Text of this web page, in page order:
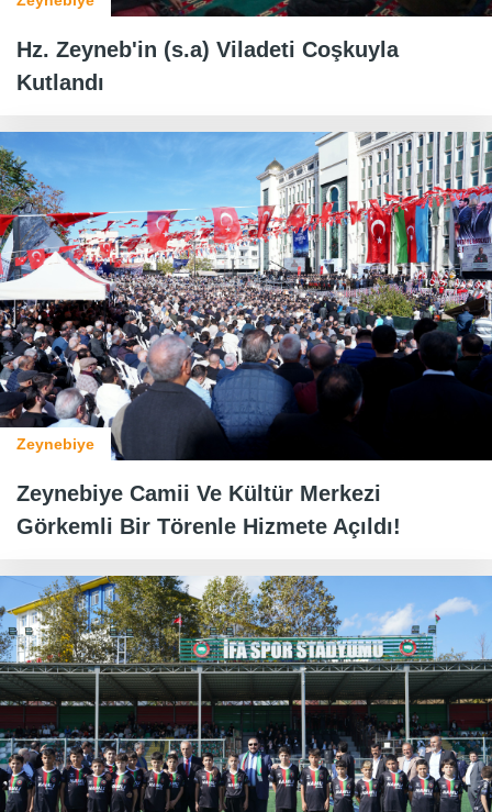
Hz. Zeyneb'in (s.a) Viladeti Coşkuyla
Kutlandı
Zeynebiye
Zeynebiye Camii Ve Kültür Merkezi
Görkemli Bir Törenle Hizmete Açıldı!